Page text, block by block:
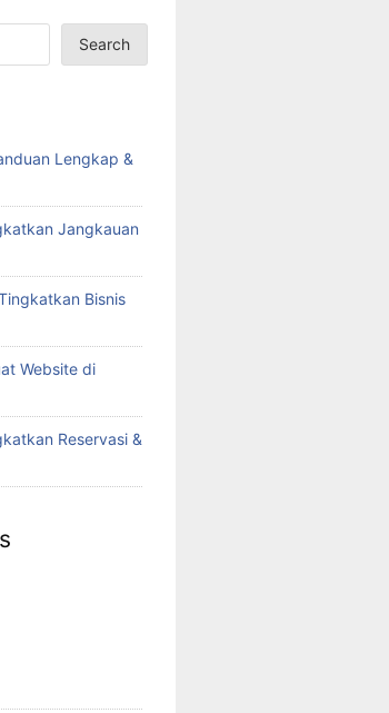
Search
Lengkap &
Jangkauan
Bisnis
Website di
Reservasi &